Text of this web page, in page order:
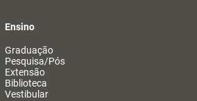
Ensino
Graduação
Pesquisa/Pós
Extensão
Biblioteca
Vestibular